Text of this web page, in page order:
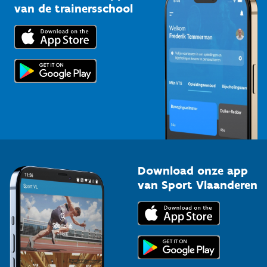
Bedrijven
Trainers en begeleiders
Topsporters
Downloads
Voor de pers
van de trainersschool
Download onze app
van Sport Vlaanderen